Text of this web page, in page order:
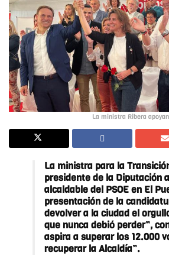
La ministra Ribera
La ministra para la
presidente de la Diputación
alcaldable del PSOE en El
presentación de la
devolver a la ciudad el
que nunca debió perder”,
aspira a superar los 12.000
recuperar la Alcaldía”.